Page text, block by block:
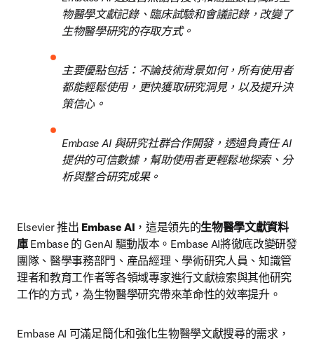
物醫學文獻記錄、臨床試驗和會議記錄，改變了
生物醫學研究的存取方式。
主要優點包括：不論技術背景如何，所有使用者
都能輕鬆使用， 更快獲取研究洞見，以及提升決
策信心。
Embase AI 與研究社群合作開發，透過負責任 AI
提供的可信數據，幫助使用者更輕鬆地探索、分
析與整合研究成果。
Elsevier 推出 Embase AI ，這是領先的生物醫學文獻資料
庫 Embase 的 GenAI 驅動版本。 Embase AI將徹底改變研發
團隊、醫學事務部門、產品經理、學術研究人員、知識管
理者和教育工作者等各領域專家進行文獻檢索與其他研究
工作的方式，為生物醫學研究帶來革命性的效率提升。
Embase AI 可滿足簡化和強化生物醫學文獻搜尋的需求，